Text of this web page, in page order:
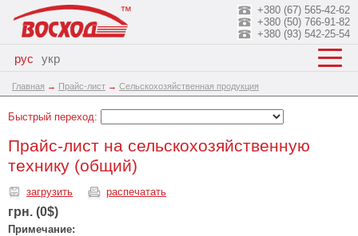
рус укр
+380 (67) 565-42-62
+380 (50) 766-91-82
+380 (93) 542-25-54
Главная → Прайс-лист → Сельскохозяйственная продукция
Быстрый переход:
Прайс-лист на сельскохозяйственную
технику (общий)
загрузить распечатать
грн. (0$)
Примечание: